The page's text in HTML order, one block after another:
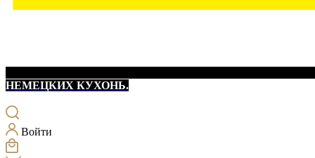
НЕМЕЦКИХ КУХОНЬ.
Войти